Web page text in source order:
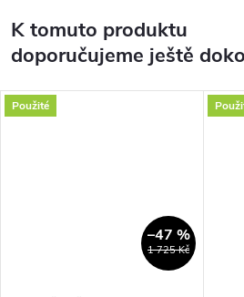
K tomuto produktu
doporučujeme ještě
Použité
1 725 Kč
–47 %